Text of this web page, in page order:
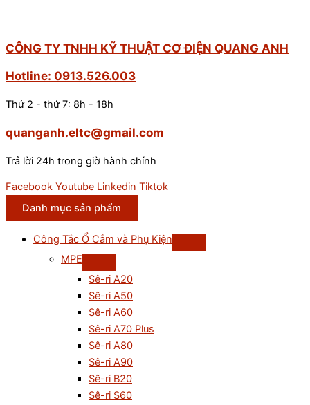
CÔNG TY TNHH KỸ THUẬT CƠ ĐIỆN QUANG ANH
Hotline: 0913.526.003
Thứ 2 - thứ 7: 8h - 18h
quanganh.eltc@gmail.com
Trả lời 24h trong giờ hành chính
Facebook Youtube Linkedin Tiktok
Danh mục sản phẩm
Công Tắc Ổ Cắm và Phụ Kiện
MPE
Sê-ri A20
Sê-ri A50
Sê-ri A60
Sê-ri A70 Plus
Sê-ri A80
Sê-ri A90
Sê-ri B20
Sê-ri S60